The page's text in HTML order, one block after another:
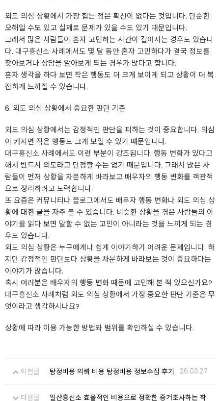
외도 의심 상황에서 가장 힘든 점은 확신이 없다는 것입니다. 단순한
오해일 수도 있고 실제로 문제가 있을 수도 있기 때문입니다.
그래서 많은 사람들이 혼자 고민하는 시간이 길어지는 경우도 있습니
다. 대구흥신소 사례에서도 몇 달 동안 혼자 고민하다가 결국 정보를
찾아보거나 상담을 알아보게 되는 경우가 많다고 합니다.
혼자 생각을 하다 보면 작은 행동도 더 크게 보이게 되고 상황이 더 복
잡하게 느껴질 수 있습니다.
6. 외도 의심 상황에서 중요한 판단 기준
외도 의심 상황에서는 감정적인 판단을 피하는 것이 중요합니다. 의심
이 커지면 작은 행동도 크게 보일 수 있기 때문입니다.
대구흥신소 사례에서도 이런 부분이 강조됩니다. 행동 변화가 있다고
해서 반드시 외도라고 단정할 수는 없기 때문입니다. 그래서 많은 사
람들이 먼저 상황을 차분하게 바라보고 배우자의 행동 변화를 객관적
으로 정리하려고 노력합니다.
또 요즘은 커뮤니티나 블로그에서도 배우자 행동 변화나 외도 의심 상
황에 대한 글을 자주 볼 수 있습니다. 비슷한 상황을 겪은 사람들의 이
야기를 읽다 보면 말할 수 없는 고민이 아니라는 것을 느끼게 되는 경
우도 있습니다.
외도 의심 상황은 누구에게나 쉽게 이야기하기 어려운 문제입니다. 하
지만 감정적인 판단보다 상황을 차분하게 바라보는 것이 중요하다는
이야기가 많습니다.
혹시 여러분은 배우자의 행동 변화 때문에 고민해 본 적 있으신가요?
대구흥신소 사례처럼 외도 의심 상황에서 가장 중요한 판단 기준은 무
엇이라고 생각하시나요?
상황에 따라 이용 가능한 방법와 범위를 확인하실 수 있습니다.
이전글 탐정비용 의뢰 비용 탐정비용 정보수집 후기 26.03.27
다음글 일산흥신소 효율적인 비용으로 정확한 증거조사하는 착